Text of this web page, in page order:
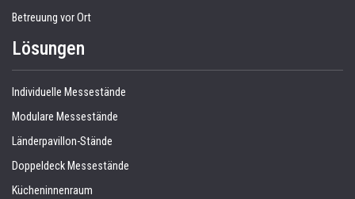
Betreuung vor Ort
Lösungen
Individuelle Messestände
Modulare Messestände
Länderpavillon-Stände
Doppeldeck Messestände
Kücheninnenraum